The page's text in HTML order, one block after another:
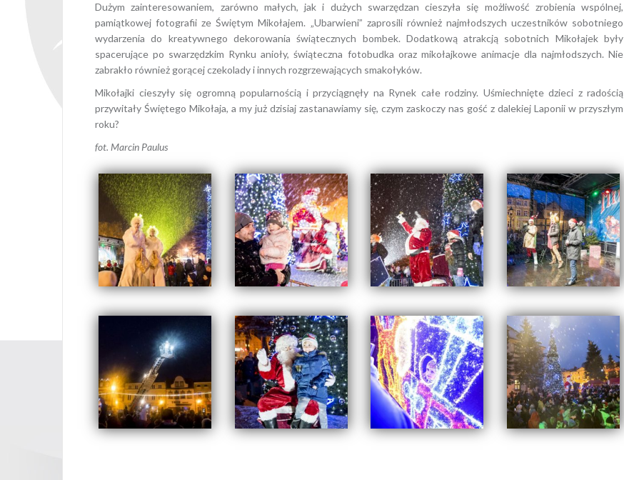
Dużym zainteresowaniem, zarówno małych, jak i dużych swarzędzan cieszyła się możliwość zrobienia wspólnej,
pamiątkowej fotografii ze Świętym Mikołajem. „Ubarwieni” zaprosili również najmłodszych uczestników sobotniego
wydarzenia do kreatywnego dekorowania świątecznych bombek. Dodatkową atrakcją sobotnich Mikołajek były
spacerujące po swarzędzkim Rynku anioły, świąteczna fotobudka oraz mikołajkowe animacje dla najmłodszych. Nie
zabrakło również gorącej czekolady i innych rozgrzewających smakołyków.
Mikołajki cieszyły się ogromną popularnością i przyciągnęły na Rynek całe rodziny. Uśmiechnięte dzieci z radością
przywitały Świętego Mikołaja, a my już dzisiaj zastanawiamy się, czym zaskoczy nas gość z dalekiej Laponii w przyszłym
roku?
fot. Marcin Paulus